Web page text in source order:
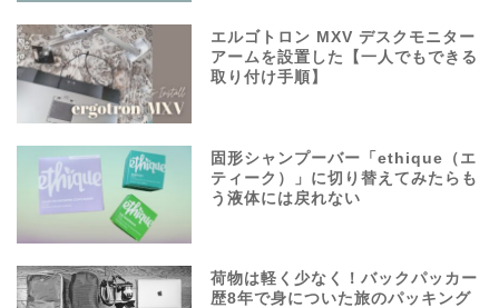
エルゴトロン MXV デスクモニター
アームを設置した【一人でもできる
取り付け手順】
固形シャンプーバー「ethique（エ
ティーク）」に切り替えてみたらも
う液体には戻れない
荷物は軽く少なく！バックパッカー
歴8年で身についた旅のパッキング